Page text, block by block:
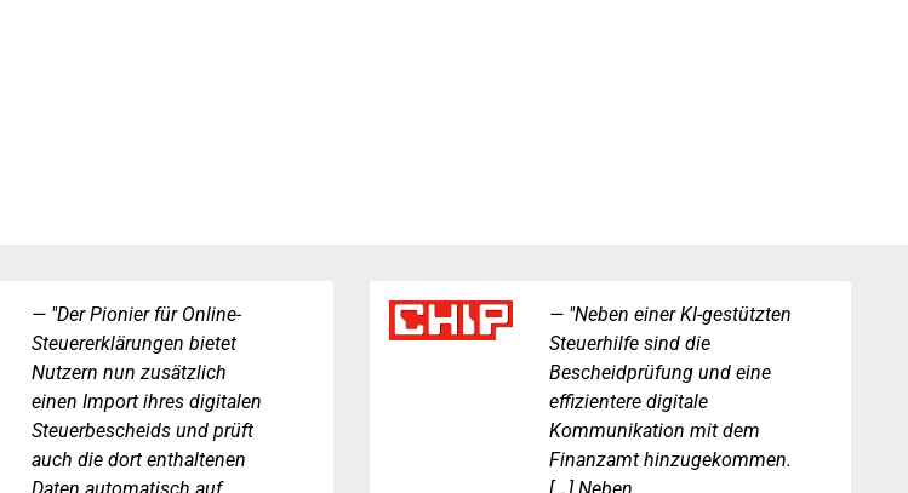
"Der Pionier für Online-
Steuererklärungen bietet
Nutzern nun zusätzlich
einen Import ihres digitalen
Steuerbescheids und prüft
auch die dort enthaltenen
"Neben einer KI-gestützten
Steuerhilfe sind die
Bescheidprüfung und eine
effizientere digitale
Kommunikation mit dem
Finanzamt hinzugekommen.